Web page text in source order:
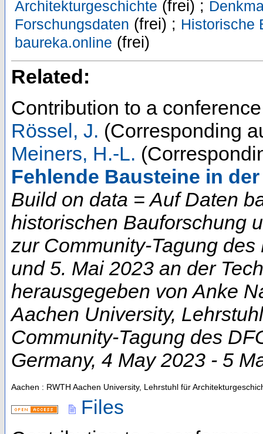
Architekturgeschichte (frei) ;
Forschungsdaten (frei) ; Historische
baureka.online (frei)
Related:
Contribution to a
Rössel, J. (Corresponding
Meiners, H.-L.
Fehlende Bausteine in
Build on data = Auf Daten
historischen Bauforschung
zur Community-Tagung
und 5. Mai 2023 an der
herausgegeben von Anke
Aachen University,
Community-Tagung des
Germany, 4 May 2023 - 5
Aachen : RWTH Aachen University, Lehrstuhl für
Files